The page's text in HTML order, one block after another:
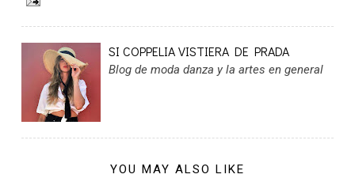
SI COPPELIA VISTIERA DE PRADA
Blog de moda danza y la artes en general
YOU MAY ALSO LIKE